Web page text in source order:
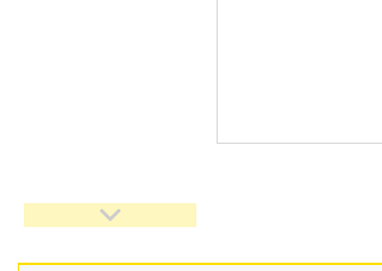
Бензорізи
Подрібнювачі гілок